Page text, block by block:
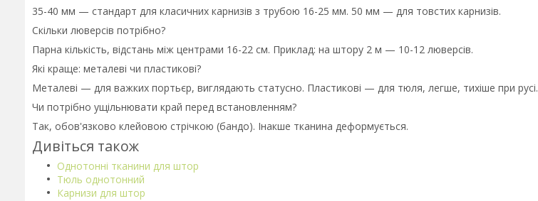
35-40 мм — стандарт для класичних карнизів з трубою 16-25 мм. 50 мм — для товстих карнизів.
Скільки люверсів потрібно?
Парна кількість, відстань між центрами 16-22 см. Приклад: на штору 2 м — 10-12 люверсів.
Які краще: металеві чи пластикові?
Металеві — для важких портьєр, виглядають статусно. Пластикові — для тюля, легше, тихіше при русі.
Чи потрібно ущільнювати край перед встановленням?
Так, обов'язково клейовою стрічкою (бандо). Інакше тканина деформується.
Дивіться також
Однотонні тканини для штор
Тюль однотонний
Карнизи для штор